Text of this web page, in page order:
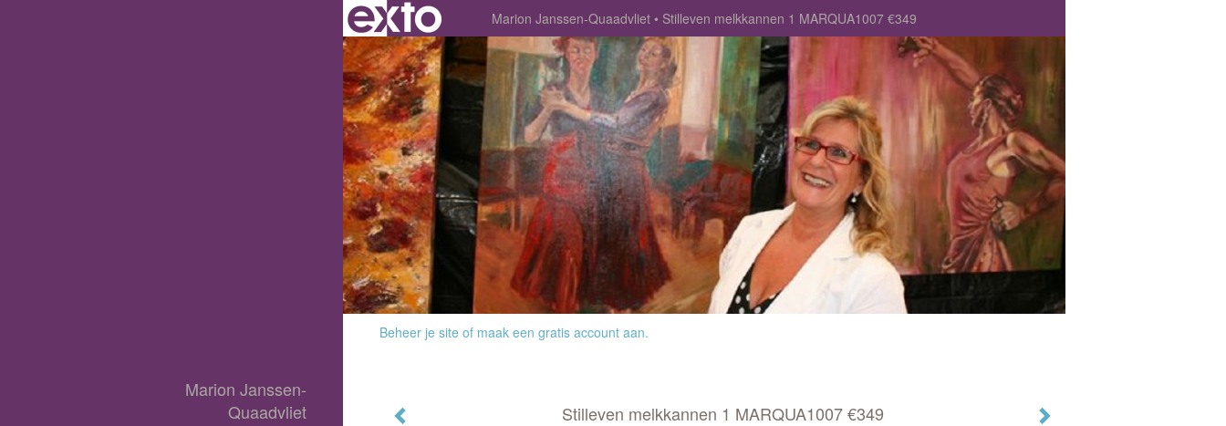
Marion Janssen-Quaadvliet Stilleven melkkannen 1 MARQUA1007 €349
Beheer je site of maak een gratis account aan.
Stilleven melkkannen 1 MARQUA1007 €349
Marion Janssen-
Quaadvliet